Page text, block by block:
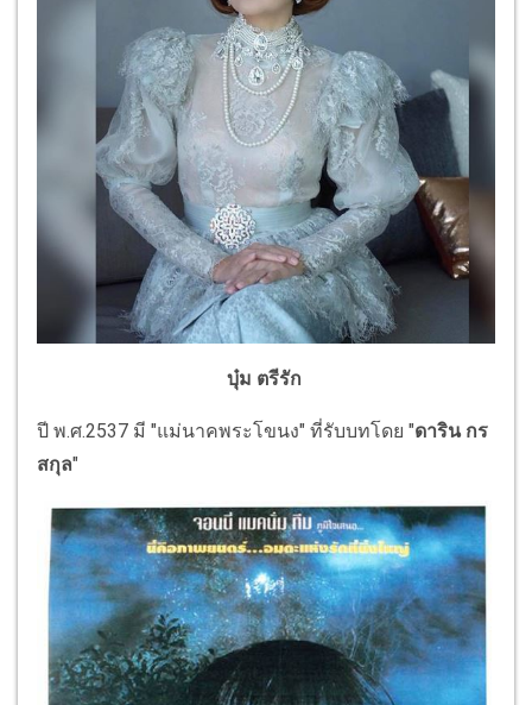
บุ๋ม ตรีรัก
ปี พ.ศ.2537 มี "แม่นาคพระโขนง" ที่รับบทโดย "ดาริน กร
สกุล"